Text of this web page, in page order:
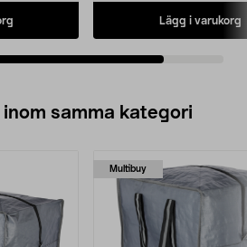
Lägg i varukorg
samma kategori
Multibuy